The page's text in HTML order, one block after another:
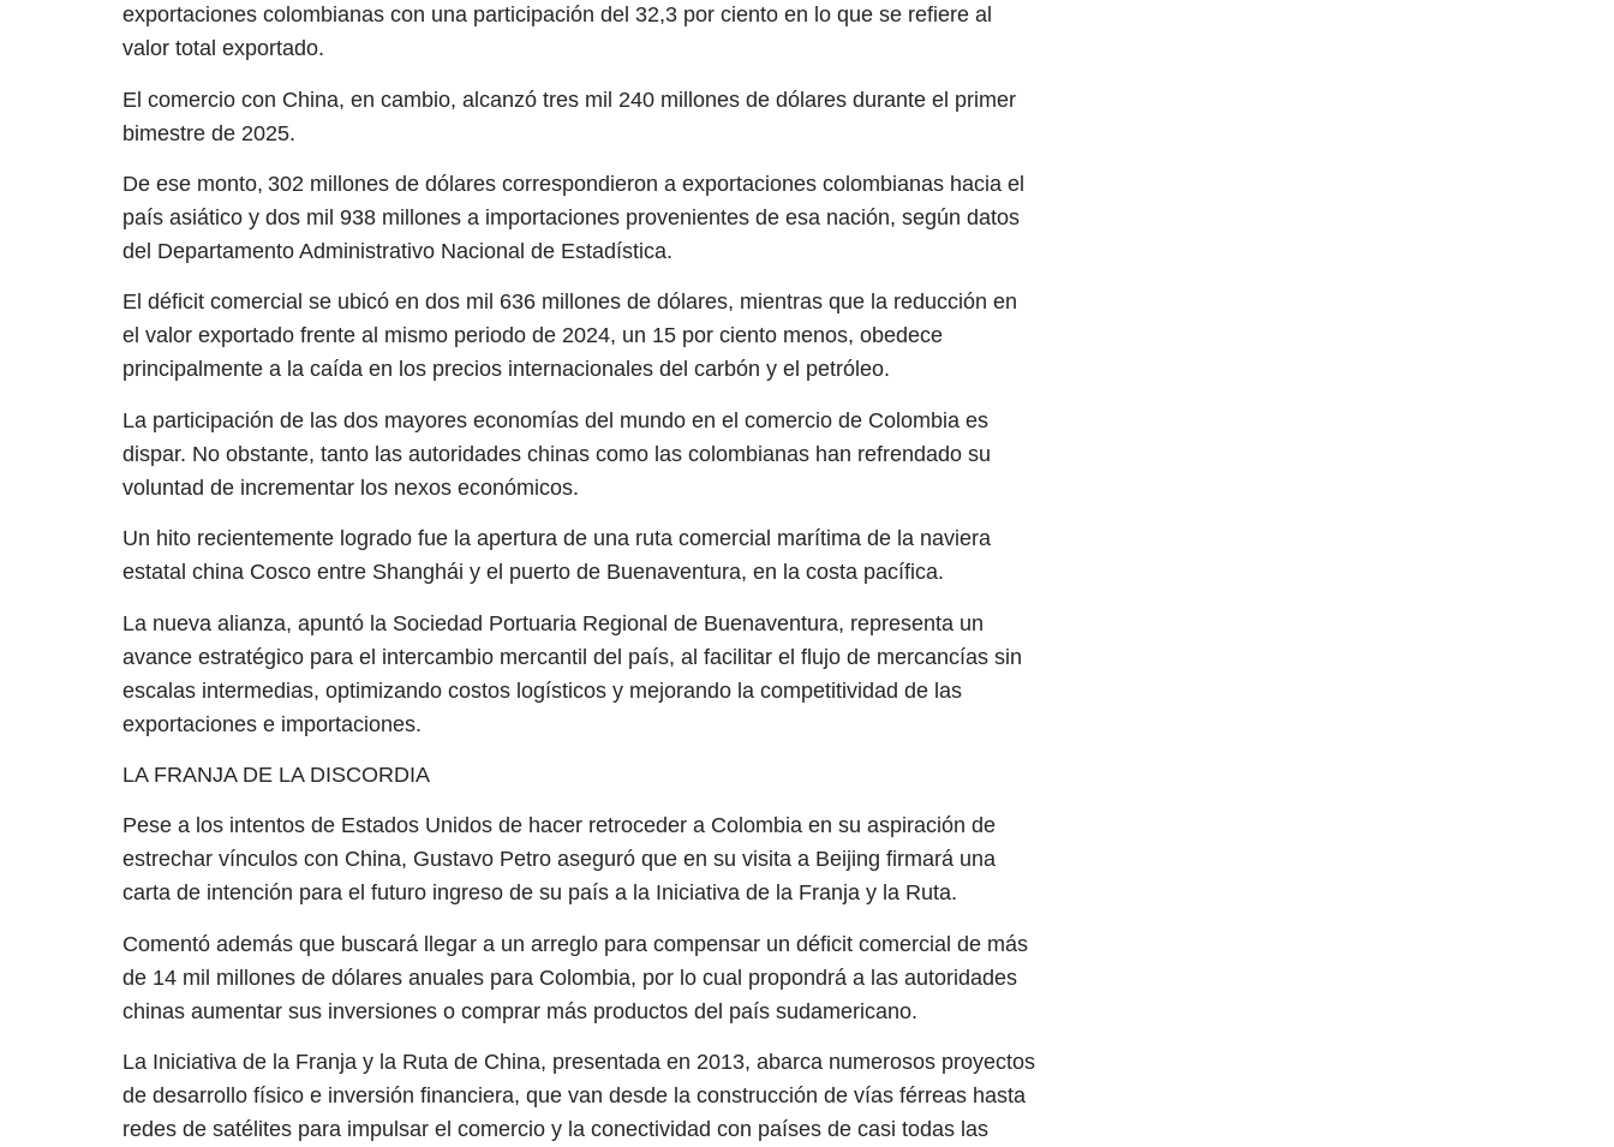
exportaciones colombianas con una participación del 32,3 por ciento en lo que se refiere al
valor total exportado.
El comercio con China, en cambio, alcanzó tres mil 240 millones de dólares durante el primer
bimestre de 2025.
De ese monto, 302 millones de dólares correspondieron a exportaciones colombianas hacia el
país asiático y dos mil 938 millones a importaciones provenientes de esa nación, según datos
del Departamento Administrativo Nacional de Estadística.
El déficit comercial se ubicó en dos mil 636 millones de dólares, mientras que la reducción en
el valor exportado frente al mismo periodo de 2024, un 15 por ciento menos, obedece
principalmente a la caída en los precios internacionales del carbón y el petróleo.
La participación de las dos mayores economías del mundo en el comercio de Colombia es
dispar. No obstante, tanto las autoridades chinas como las colombianas han refrendado su
voluntad de incrementar los nexos económicos.
Un hito recientemente logrado fue la apertura de una ruta comercial marítima de la naviera
estatal china Cosco entre Shanghái y el puerto de Buenaventura, en la costa pacífica.
La nueva alianza, apuntó la Sociedad Portuaria Regional de Buenaventura, representa un
avance estratégico para el intercambio mercantil del país, al facilitar el flujo de mercancías sin
escalas intermedias, optimizando costos logísticos y mejorando la competitividad de las
exportaciones e importaciones.
LA FRANJA DE LA DISCORDIA
Pese a los intentos de Estados Unidos de hacer retroceder a Colombia en su aspiración de
estrechar vínculos con China, Gustavo Petro aseguró que en su visita a Beijing firmará una
carta de intención para el futuro ingreso de su país a la Iniciativa de la Franja y la Ruta.
Comentó además que buscará llegar a un arreglo para compensar un déficit comercial de más
de 14 mil millones de dólares anuales para Colombia, por lo cual propondrá a las autoridades
chinas aumentar sus inversiones o comprar más productos del país sudamericano.
La Iniciativa de la Franja y la Ruta de China, presentada en 2013, abarca numerosos proyectos
de desarrollo físico e inversión financiera, que van desde la construcción de vías férreas hasta
redes de satélites para impulsar el comercio y la conectividad con países de casi todas las